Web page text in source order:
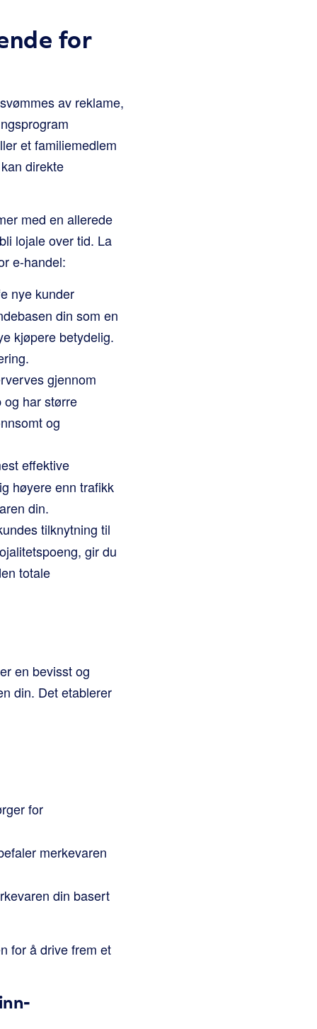
for
av reklame,
et familiemedlem
direkte
med en allerede
lojale over tid. La
e-handel:
nye kunder
din som en
kjøpere betydelig.
gjennom
og har større
og
effektive
høyere enn trafikk
din.
tilknytning til
gir du
totale
en bevisst og
din. Det etablerer
for
merkevaren
din basert
for å drive frem et